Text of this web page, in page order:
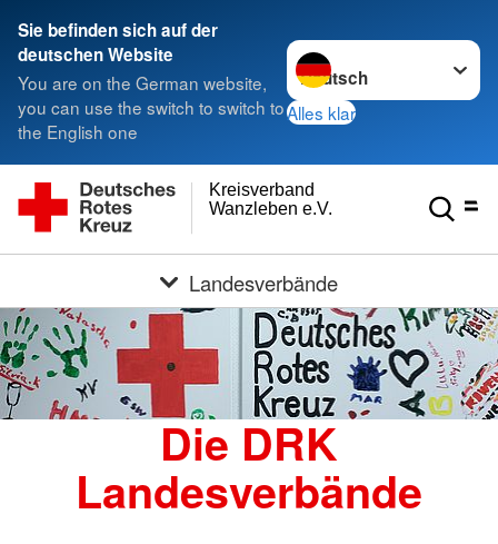
Sie befinden sich auf der
deutschen Website
You are on the German website,
you can use the switch to switch to
the English one
Sprache wechseln zu
Alles klar
Wanzleben e.V.
Kreisverband
Landesverbände
Die DRK
Landesverbände